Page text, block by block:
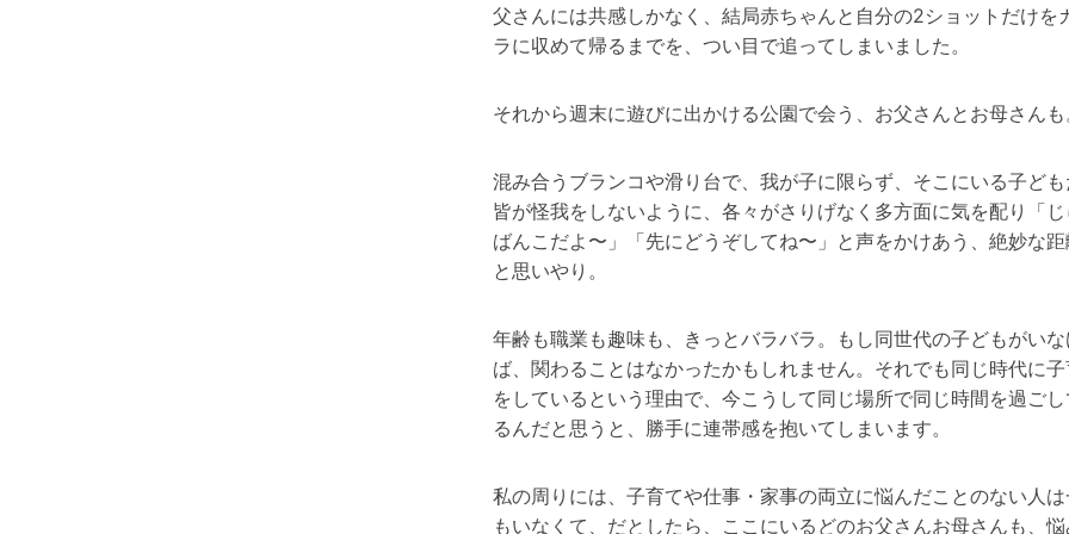
父さんには共感しかなく、結局赤ちゃんと自分の2ショットだけを
ラに収めて帰るまでを、つい目で追ってしまいました。
それから週末に遊びに出かける公園で会う、お父さんとお母さん
混み合うブランコや滑り台で、我が子に限らず、そこにいる子ど
皆が怪我をしないように、各々がさりげなく多方面に気を配り「
ばんこだよ〜」「先にどうぞしてね〜」と声をかけあう、絶妙な
と思いやり。
年齢も職業も趣味も、きっとバラバラ。もし同世代の子どもがい
ば、関わることはなかったかもしれません。それでも同じ時代に
をしているという理由で、今こうして同じ場所で同じ時間を過ご
るんだと思うと、勝手に連帯感を抱いてしまいます。
私の周りには、子育てや仕事・家事の両立に悩んだことのない人
もいなくて、だとしたら、ここにいるどのお父さんお母さんも、